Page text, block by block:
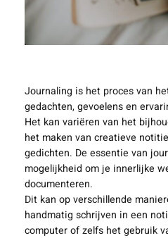
Journaling is het proces van
gedachten, gevoelens en
Het kan variëren van het
het maken van creatieve
gedichten. De essentie van
mogelijkheid om je innerlijke
documenteren.
Dit kan op verschillende
handmatig schrijven in een
computer of zelfs het gebruik